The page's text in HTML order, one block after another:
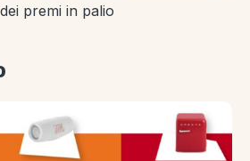
premi in palio